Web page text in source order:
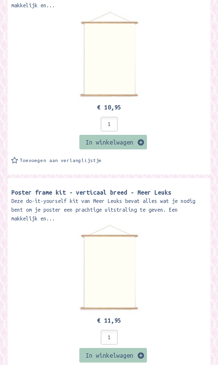
makkelijk en...
€ 10,95
In winkelwagen
Toevoegen aan verlanglijstje
Poster frame kit - verticaal breed - Meer Leuks
Deze do-it-yourself kit van Meer Leuks bevat alles wat je nodig
bent om je poster een prachtige uitstraling te geven. Een
makkelijk en...
€ 11,95
In winkelwagen